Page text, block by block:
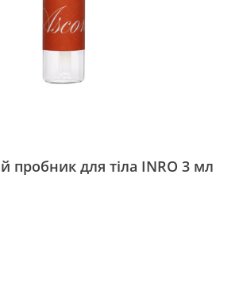
пробник для тіла INRO 3 мл